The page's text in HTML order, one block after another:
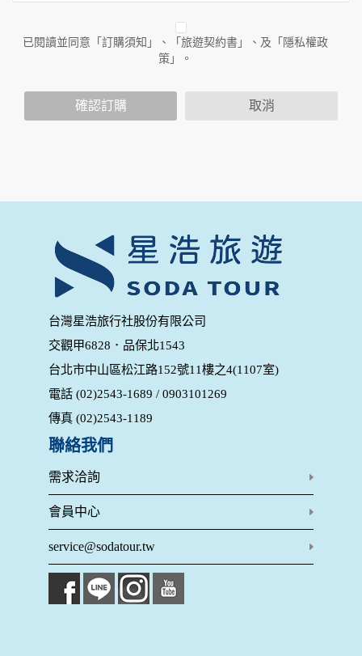
作與本公司合作時分享的任何身份識別資料。隱私權保護政策
人員。例如您透過本公司旗下網站上的廣告廠商連結，這些置
放連結的廠商也可能蒐集您個人的資料。對於您主動提供的個
人資訊，這些廣告廠商或連結網站有其個別的隱私權保護政
您個人在本網站上的聊天室或討論區中任意公開個人資料的行
個人的資料，其範圍如下：
您所提供的姓名、電子郵件地址、聯絡方式及使用時間等。
於一般瀏覽時，伺服器會自行記錄相關行徑，包括您使用連線
設備的 IP 位址、使用時間、使用的瀏覽器、瀏覽及點選資料記
錄等，做為我們增進網站服務的參考依據，此記錄為內部應
用，決不對外公布。
為提供精確的服務，我們會將收集的問卷調查內容進行統計與
分析，分析結果之統計數據或說明文字呈現，除供內部研究
外，我們會視需要公佈統計數據及說明文字，但不涉及特定個
人之資料。
除非取得您的同意或其他法令之特別規定，本網站絕不會將您
的個人資料揭露予第三人或使用於蒐集目的以外之其他用途。
在您於本網站註冊帳號、使用本網站相關產品、服務、活動或
贈獎時，本網站會收集您的個人識別資料，本網站也可以從商
業夥伴處取得個人資料。
身份證字號、電子郵件、出生日期、性別、行業等相關資料，
當您註冊成功，並登入使用我們的服務後，我們即取得您的資
料。註冊時，本網站取得您的姓名、電話、住址、身份證字
成功，並登入使用我們的服務後，本網站即取得您的資料。
其他除了上述，會保留您在上網瀏覽或查詢時，伺服器自行產
生的相關記錄，包括您使用連線設備的 IP 位址、使用時間、使
用的瀏覽器、瀏覽及點選資料紀錄等。本網站會對個別連線者
的瀏覽器予以標示，歸納使用者瀏覽器在本網站內部所瀏覽的
已閱讀並同意「訂購須知」、「旅遊契約書」、及「隱私權政
策」。
確認訂購 取消
台灣星浩旅行社股份有限公司
交觀甲6828．品保北1543
台北市中山區松江路152號11樓之4(1107室)
電話 (02)2543-1689 / 0903101269
傳真 (02)2543-1189
聯絡我們
需求洽詢
會員中心
service@sodatour.tw